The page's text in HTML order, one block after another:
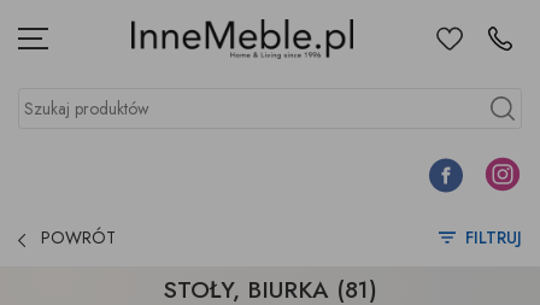
Menu UlubioneKontakt
Szukaj produktów
Szukaj
Facebook
POWRÓT FILTRUJ
STOŁY, BIURKA (81)